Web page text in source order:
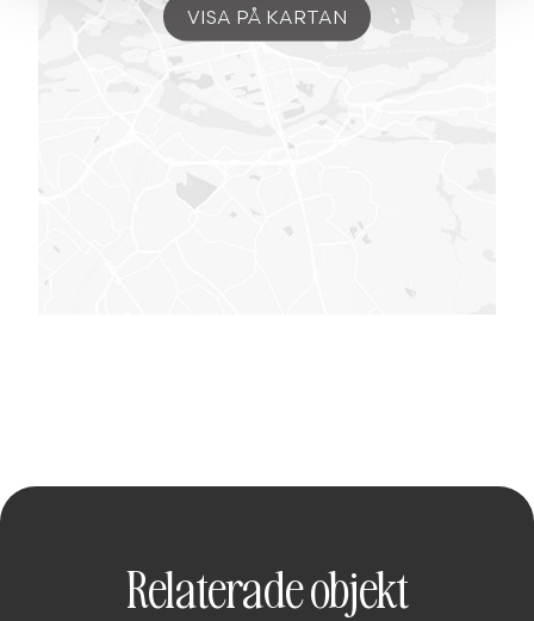
VISA PÅ KARTAN
Relaterade objekt